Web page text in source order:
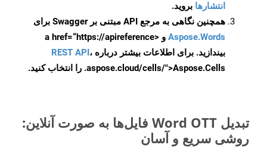
انتشارها بروید.
همچنین نگاهی به مرجع API مبتنی بر Swagger برای
Aspose.Words
و <a href=“https://apireference
بیندازید. برای اطلاعات بیشتر درباره REST API،
.aspose.cloud/cells/">Aspose.Cells را انتخاب کنید.
تبدیل Word OTT فایل‌ها به صورت آنلاین:
روشی سریع و آسان